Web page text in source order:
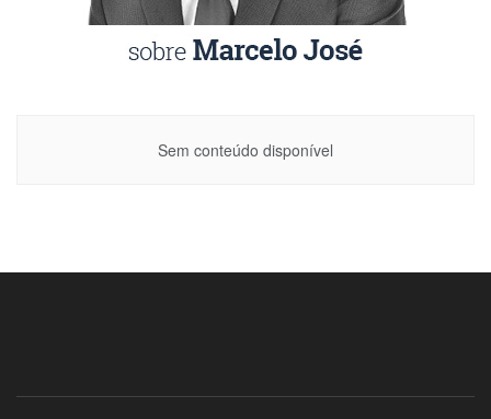
Sem conteúdo disponível